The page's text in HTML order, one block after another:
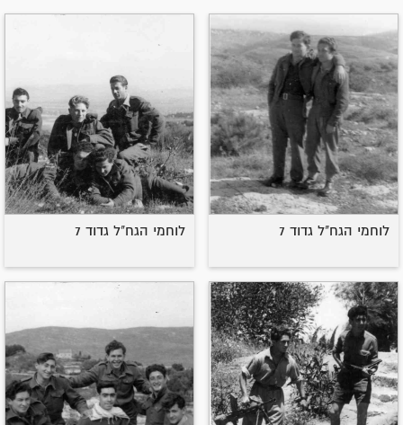
לוחמי הגח"ל גדוד 7 לוחמי הגח"ל גדוד 7